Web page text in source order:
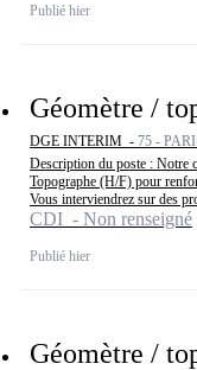
Publié hier
Géomètre /
DGE INTERIM - 75 -
Description du poste : Notre
Topographe (H/F) pour
Vous interviendrez sur des
CDI - Non renseigné
Publié hier
Géomètre /